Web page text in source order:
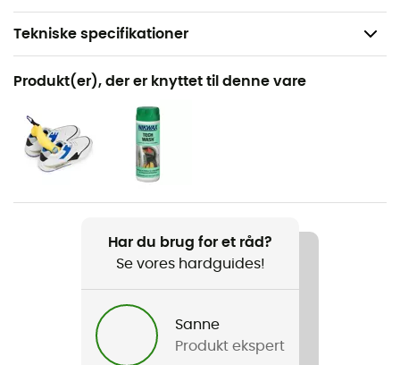
Tekniske specifikationer
Anbefales til
Det daglige liv
Produkt
Cotton Proof
Rumindhold
Produkt(er), der er knyttet til denne vare
Har du brug for et råd?
Se vores hardguides!
Sanne
Produkt ekspert